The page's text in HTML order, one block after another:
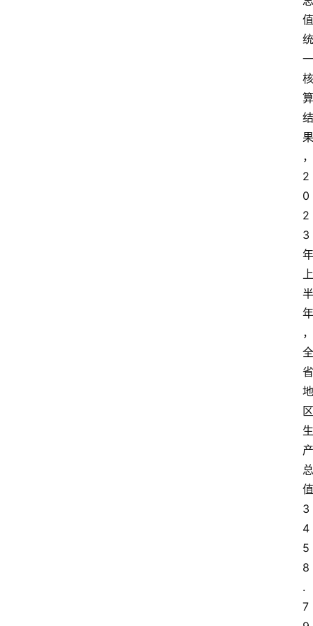
值
统
一
核
算
结
果
，
2
0
2
3
年
上
半
年
，
全
省
地
区
生
产
总
值
3
4
5
8
.
7